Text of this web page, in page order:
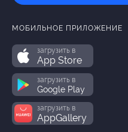
МОБИЛЬНОЕ ПРИЛОЖЕНИЕ
загрузить в
App Store
загрузить в
Google Play
загрузить в
AppGallery